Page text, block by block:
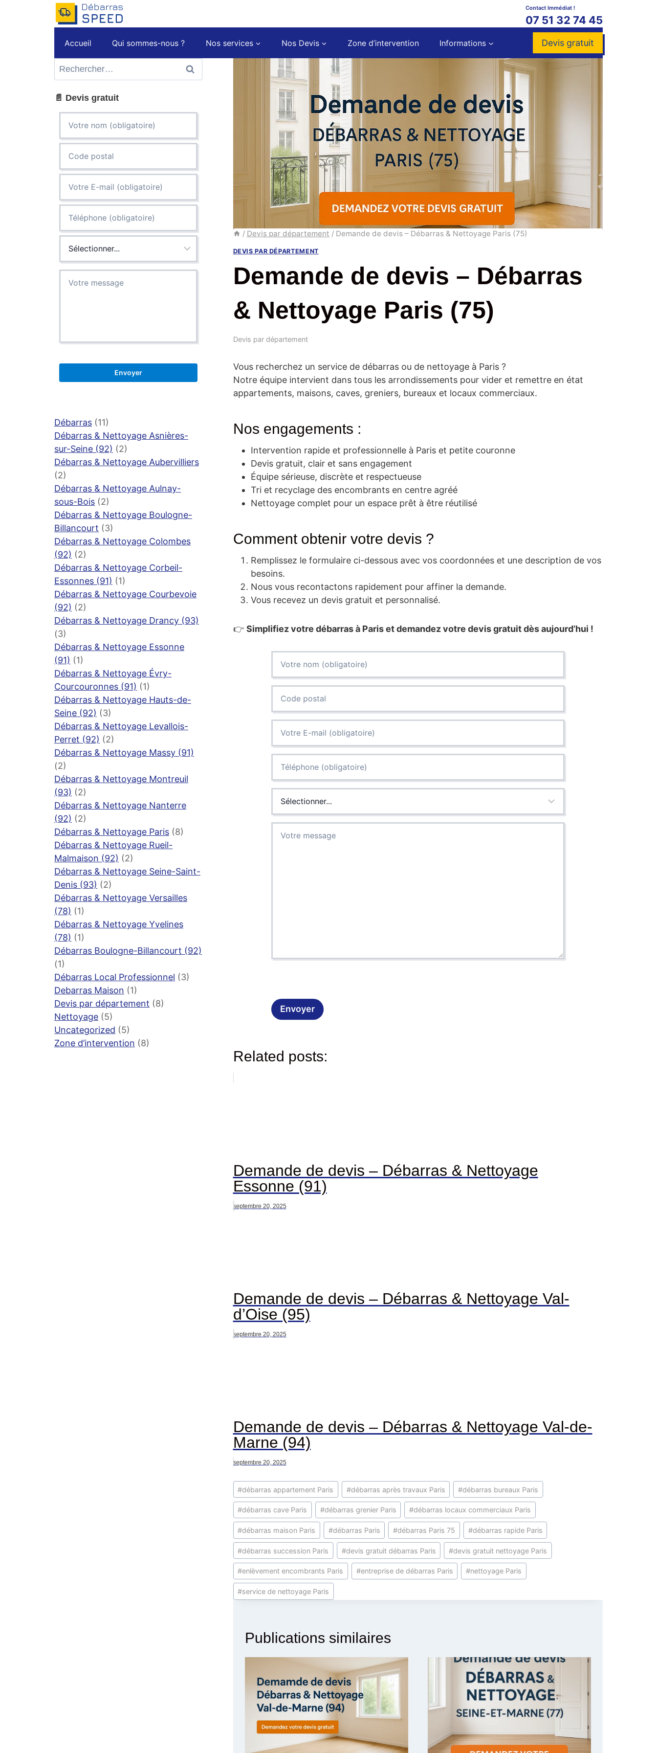
Contact Immédiat !
07 51 32 74 45
Accueil Qui sommes-nous ? Nos services Nos Devis Zone d’intervention Informations Devis gratuit
/ Devis par département / Demande de devis – Débarras & Nettoyage Paris (75)
DEVIS PAR DÉPARTEMENT
Demande de devis – Débarras
& Nettoyage Paris (75)
Devis par département
Vous recherchez un service de débarras ou de nettoyage à Paris ?
Notre équipe intervient dans tous les arrondissements pour vider et remettre en état
appartements, maisons, caves, greniers, bureaux et locaux commerciaux.
Nos engagements :
Intervention rapide et professionnelle à Paris et petite couronne
Devis gratuit, clair et sans engagement
Équipe sérieuse, discrète et respectueuse
Tri et recyclage des encombrants en centre agréé
Nettoyage complet pour un espace prêt à être réutilisé
Comment obtenir votre devis ?
Remplissez le formulaire ci-dessous avec vos coordonnées et une description de vos
besoins.
Nous vous recontactons rapidement pour affiner la demande.
Vous recevez un devis gratuit et personnalisé.
👉 Simplifiez votre débarras à Paris et demandez votre devis gratuit dès aujourd’hui !
Related posts:
Demande de devis – Débarras & Nettoyage
Essonne (91)
septembre 20, 2025
Demande de devis – Débarras & Nettoyage Val-
d’Oise (95)
septembre 20, 2025
Demande de devis – Débarras & Nettoyage Val-de-
Marne (94)
septembre 20, 2025
Étiquettes
de
la
publication :
#débarras appartement Paris #débarras après travaux Paris #débarras bureaux Paris
#débarras cave Paris #débarras grenier Paris #débarras locaux commerciaux Paris
#débarras maison Paris #débarras Paris #débarras Paris 75 #débarras rapide Paris
#débarras succession Paris #devis gratuit débarras Paris #devis gratuit nettoyage Paris
#enlèvement encombrants Paris #entreprise de débarras Paris #nettoyage Paris
#service de nettoyage Paris
Publications similaires
Rechercher :
📄 Devis gratuit
Débarras (11)
Débarras & Nettoyage Asnières-
sur-Seine (92) (2)
Débarras & Nettoyage Aubervilliers
(2)
Débarras & Nettoyage Aulnay-
sous-Bois (2)
Débarras & Nettoyage Boulogne-
Billancourt (3)
Débarras & Nettoyage Colombes
(92) (2)
Débarras & Nettoyage Corbeil-
Essonnes (91) (1)
Débarras & Nettoyage Courbevoie
(92) (2)
Débarras & Nettoyage Drancy (93)
(3)
Débarras & Nettoyage Essonne
(91) (1)
Débarras & Nettoyage Évry-
Courcouronnes (91) (1)
Débarras & Nettoyage Hauts-de-
Seine (92) (3)
Débarras & Nettoyage Levallois-
Perret (92) (2)
Débarras & Nettoyage Massy (91)
(2)
Débarras & Nettoyage Montreuil
(93) (2)
Débarras & Nettoyage Nanterre
(92) (2)
Débarras & Nettoyage Paris (8)
Débarras & Nettoyage Rueil-
Malmaison (92) (2)
Débarras & Nettoyage Seine-Saint-
Denis (93) (2)
Débarras & Nettoyage Versailles
(78) (1)
Débarras & Nettoyage Yvelines
(78) (1)
Débarras Boulogne-Billancourt (92)
(1)
Débarras Local Professionnel (3)
Debarras Maison (1)
Devis par département (8)
Nettoyage (5)
Uncategorized (5)
Zone d’intervention (8)